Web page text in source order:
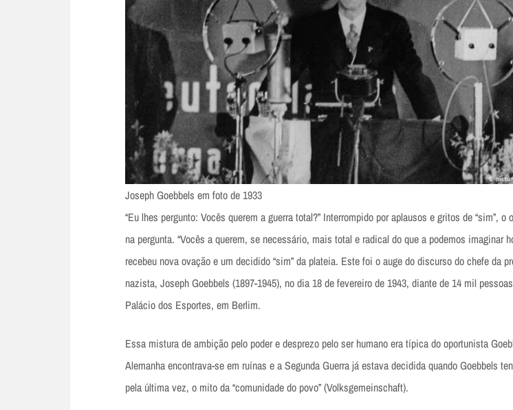
Joseph Goebbels em foto de 1933
“Eu lhes pergunto: Vocês querem a guerra total?” Interrompido por aplausos e gritos de “sim”, o
na pergunta. “Vocês a querem, se necessário, mais total e radical do que a podemos imaginar
recebeu nova ovação e um decidido “sim” da plateia. Este foi o auge do discurso do chefe da
nazista, Joseph Goebbels (1897-1945), no dia 18 de fevereiro de 1943, diante de 14 mil
Palácio dos Esportes, em Berlim.
Essa mistura de ambição pelo poder e desprezo pelo ser humano era típica do oportunista
Alemanha encontrava-se em ruínas e a Segunda Guerra já estava decidida quando Goebbels
pela última vez, o mito da “comunidade do povo” (Volksgemeinschaft).